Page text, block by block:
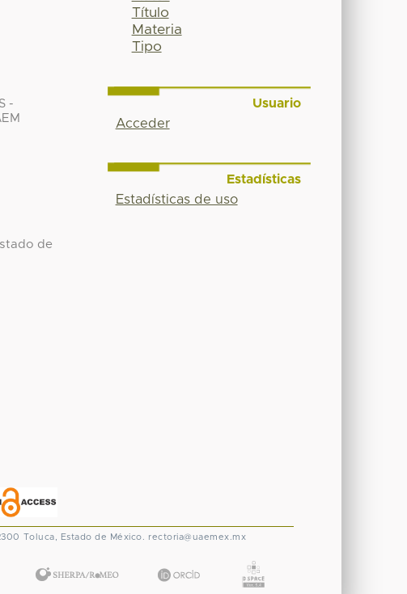
-
de
Título
Materia
Tipo
Usuario
Acceder
Estadísticas
Estadísticas de uso
Toluca, Estado de México. rectoria@uaemex.mx